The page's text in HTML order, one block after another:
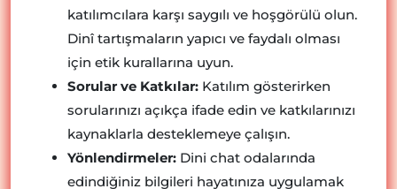
katılımcılara karşı saygılı ve hoşgörülü olun.
Dinî tartışmaların yapıcı ve faydalı olması
için etik kurallarına uyun.
Sorular ve Katkılar: Katılım gösterirken
sorularınızı açıkça ifade edin ve katkılarınızı
kaynaklarla desteklemeye çalışın.
Yönlendirmeler: Dini chat odalarında
edindiğiniz bilgileri hayatınıza uygulamak